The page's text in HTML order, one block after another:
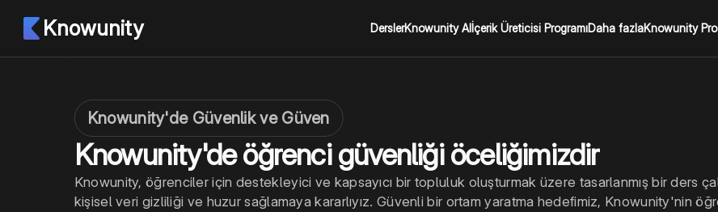
Knowunity DerslerKnowunity AIİçerik Üreticisi ProgramıDaha fazlaKnowunity Pro
Knowunity'de Güvenlik ve Güven
Knowunity'de öğrenci güvenliği öceliğimizdir
Knowunity, öğrenciler için destekleyici ve kapsayıcı bir topluluk oluşturmak üzere tasarlanmış bir ders
kişisel veri gizliliği ve huzur sağlamaya kararlıyız. Güvenli bir ortam yaratma hedefimiz, Knowunity'nin